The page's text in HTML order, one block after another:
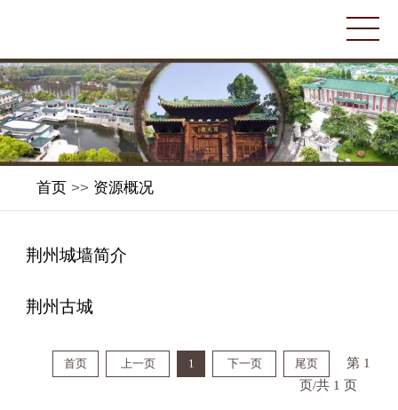
首页 >> 资源概况
荆州城墙简介
荆州古城
首页 上一页 1 下一页 尾页
第 1
页/共 1 页